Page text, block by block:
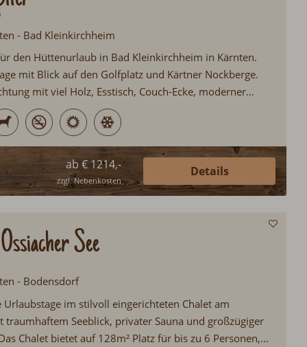
- Bad Kleinkirchheim
den Hüttenurlaub in Bad Kleinkirchheim in Kärnten.
mit Blick auf den Golfplatz und Kärtner Nockberge.
mit viel Holz, Esstisch, Couch-Ecke, moderner
gepflegtem Badezimmer sowie Balkon mit
Bad Kleinkirchkeim - Sankt Oswald, Falkert und
schnell erreichbar...
ab € 1214,-
zzgl. Nebenkosten
Details
See
- Bodensdorf
Urlaubstage im stilvoll eingerichteten Chalet am
traumhaftem Seeblick, privater Sauna und großzügiger
Chalet bietet auf 128m² Platz für bis zu 6 Personen,